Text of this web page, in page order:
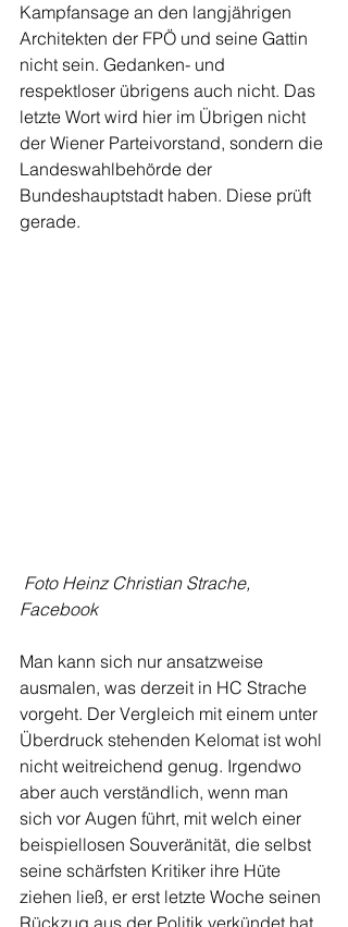
Kampfansage an den langjährigen
Architekten der FPÖ und seine Gattin
nicht sein. Gedanken- und
respektloser übrigens auch nicht. Das
letzte Wort wird hier im Übrigen nicht
der Wiener Parteivorstand, sondern die
Landeswahlbehörde der
Bundeshauptstadt haben. Diese prüft
gerade.
Facebook
Man kann sich nur ansatzweise
ausmalen, was derzeit in HC Strache
vorgeht. Der Vergleich mit einem unter
Überdruck stehenden Kelomat ist wohl
nicht weitreichend genug. Irgendwo
aber auch verständlich, wenn man
sich vor Augen führt, mit welch einer
beispiellosen Souveränität, die selbst
seine schärfsten Kritiker ihre Hüte
ziehen ließ, er erst letzte Woche seinen
Rückzug aus der Politik verkündet hat.